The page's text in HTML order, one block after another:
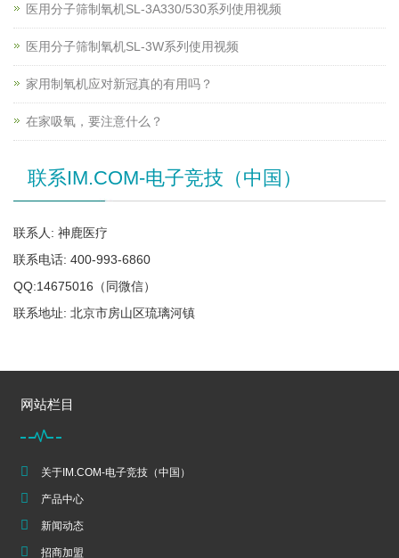
医用分子筛制氧机SL-3A330/530系列使用视频
医用分子筛制氧机SL-3W系列使用视频
家用制氧机应对新冠真的有用吗？
在家吸氧，要注意什么？
联系IM.COM-电子竞技（中国）
联系人: 神鹿医疗
联系电话: 400-993-6860
QQ:14675016（同微信）
联系地址: 北京市房山区琉璃河镇
网站栏目
关于IM.COM-电子竞技（中国）
产品中心
新闻动态
招商加盟